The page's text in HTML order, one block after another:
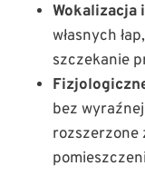
Wokalizacja
własnych
szczekanie
bez
rozszerzone